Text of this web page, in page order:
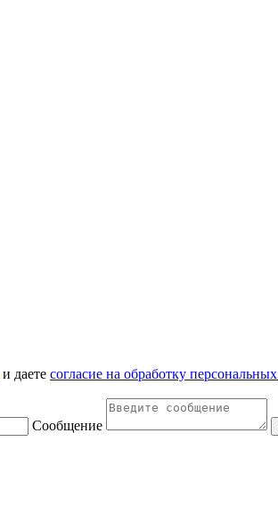
и даете согласие на обработку
Сообщение